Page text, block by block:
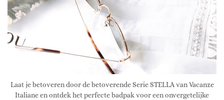
Laat je betoveren door de betoverende Serie STELLA van Vacanze
Italiane en ontdek het perfecte badpak voor een onvergetelijke